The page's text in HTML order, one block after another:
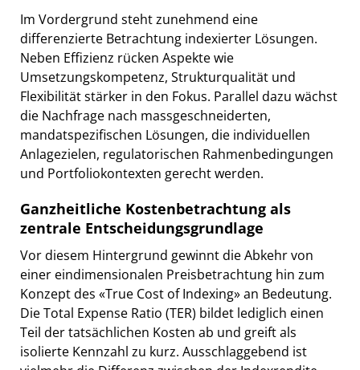
Im Vordergrund steht zunehmend eine
differenzierte Betrachtung indexierter Lösungen.
Neben Effizienz rücken Aspekte wie
Umsetzungskompetenz, Strukturqualität und
Flexibilität stärker in den Fokus. Parallel dazu wächst
die Nachfrage nach massgeschneiderten,
mandatspezifischen Lösungen, die individuellen
Anlagezielen, regulatorischen Rahmenbedingungen
und Portfoliokontexten gerecht werden.
Ganzheitliche Kostenbetrachtung als
zentrale Entscheidungsgrundlage
Vor diesem Hintergrund gewinnt die Abkehr von
einer eindimensionalen Preisbetrachtung hin zum
Konzept des «True Cost of Indexing» an Bedeutung.
Die Total Expense Ratio (TER) bildet lediglich einen
Teil der tatsächlichen Kosten ab und greift als
isolierte Kennzahl zu kurz. Ausschlaggebend ist